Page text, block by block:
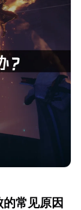
常见原因